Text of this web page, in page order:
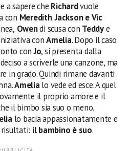
a sapere che Richardvuole
con Meredith.Jackson e Vic
Owendi scusa con Teddye
conAmelia. Dopo il caso
conJo, si presenta dalla
a scriverle una canzone, ma
in grado. Quindi rimane davanti
Amelialo vede ed esce. A quel
il proprio amore e il
il bimbo sia suo o meno.
lo bacia appassionatamente e
il bambino è suo.